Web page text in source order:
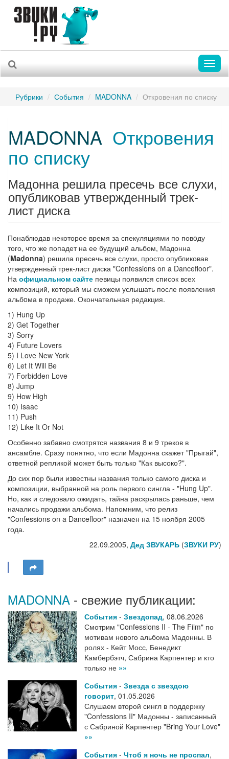
Рубрики События MADONNA Откровения по списку
MADONNA Откровения
по списку
Мадонна решила пресечь все слухи,
опубликовав утвержденный трек-
лист диска
Понаблюдав некоторое время за спекуляциями по повoду
того, что же попадет на ее будущий альбом, Мадонна
(Madonna) решила пресечь все слухи, просто опубликовав
утвержденный трек-лист диска "Confessions on a Dancefloor".
На официальном сайте певицы появился список всех
композиций, который мы сможем услышать после появления
альбoма в продаже. Окончательная редакция.
1) Hung Up
2) Get Together
3) Sorry
4) Future Lovers
5) I Love New York
6) Let It Will Be
7) Forbidden Love
8) Jump
9) How High
10) Isaac
11) Push
12) Like It Or Not
Особенно забавно смотрятся названия 8 и 9 треков в
ансамбле. Сразу понятно, что если Мадонна скажет "Прыгай",
ответной репликой может быть только "Как высоко?".
До сих пор были известны названия только самого диска и
композиции, выбранной на роль первого сингла - "Hung Up".
Но, как и следовало ожидать, тайна раскрылась раньше, чем
начались продажи альбома. Напомним, что релиз
"Confessions on a Dancefloor" назначен на 15 ноября 2005
года.
22.09.2005, Дед ЗВУКАРЬ (ЗВУКИ РУ)
MADONNA - свежие публикации:
События - Звездопад, 08.06.2026
Смотрим "Confessions II - The Film" по
мотивам нового альбома Мадонны. В
ролях - Кейт Мосс, Бенедикт
Камбербэтч, Сабрина Карпентер и кто
только не »»
События - Звезда с звездою
говорит, 01.05.2026
Слушаем второй сингл в поддержку
"Confessions II" Мадонны - записанный
с Сабриной Карпентер "Bring Your Love"
»»
События - Чтоб я ночь не проспал,